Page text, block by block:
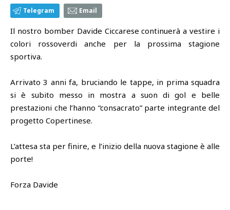
Telegram Email
Il nostro bomber Davide Ciccarese continuerà a vestire i
colori rossoverdi anche per la prossima stagione
sportiva.
Arrivato 3 anni fa, bruciando le tappe, in prima squadra
si è subito messo in mostra a suon di gol e belle
prestazioni che l’hanno “consacrato” parte integrante del
progetto Copertinese.
L’attesa sta per finire, e l’inizio della nuova stagione è alle
porte!
Forza Davide